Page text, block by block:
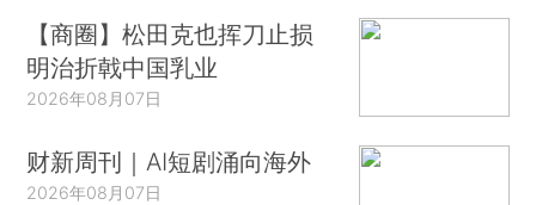
【商圈】松田克也挥刀止损
明治折戟中国乳业
2026年08月07日
财新周刊｜AI短剧涌向海外
2026年08月07日